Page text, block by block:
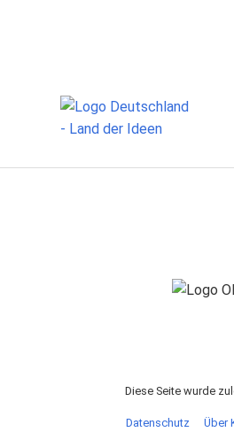
Diese Seite wurde
Datenschutz Über